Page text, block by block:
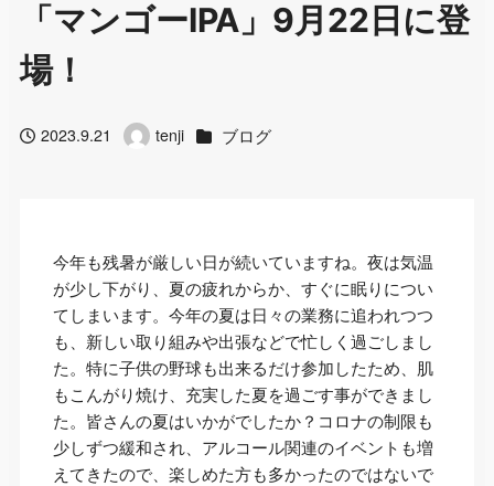
「マンゴーIPA」9月22日に登
場！
投稿日2023.9.21
著
tenji カテゴリー
ブログ
今年も残暑が厳しい日が続いていますね。夜は気温
が少し下がり、夏の疲れからか、すぐに眠りについ
てしまいます。今年の夏は日々の業務に追われつつ
も、新しい取り組みや出張などで忙しく過ごしまし
た。特に子供の野球も出来るだけ参加したため、肌
もこんがり焼け、充実した夏を過ごす事ができまし
た。皆さんの夏はいかがでしたか？コロナの制限も
少しずつ緩和され、アルコール関連のイベントも増
えてきたので、楽しめた方も多かったのではないで